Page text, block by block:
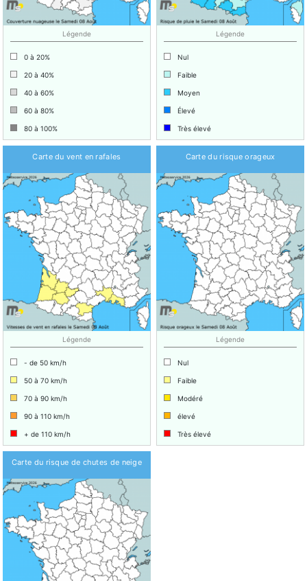
Légende
0 à 20%
20 à 40%
40 à 60%
60 à 80%
80 à 100%
Légende
Nul
Faible
Moyen
Élevé
Très élevé
Carte du vent en rafales
Légende
- de 50 km/h
50 à 70 km/h
70 à 90 km/h
90 à 110 km/h
+ de 110 km/h
Carte du risque orageux
Légende
Nul
Faible
Modéré
élevé
Très élevé
Carte du risque de chutes de neige